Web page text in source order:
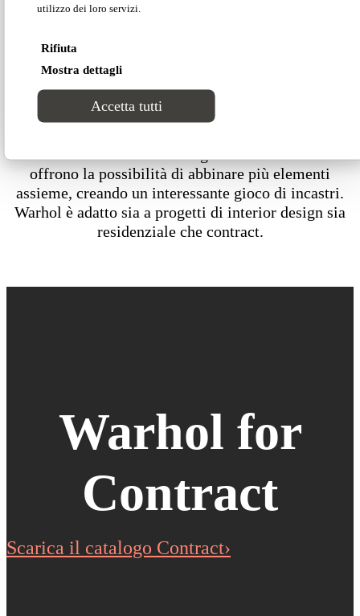
utilizzo dei loro servizi.
Rifiuta
Mostra dettagli
Accetta tutti
Scarica la scheda tecnica
Scarica 2D/3D
offrono la possibilità di abbinare più elementi
assieme, creando un interessante gioco di incastri.
Warhol è adatto sia a progetti di interior design sia
residenziale che contract.
Warhol for
Contract
Scarica il catalogo Contract›